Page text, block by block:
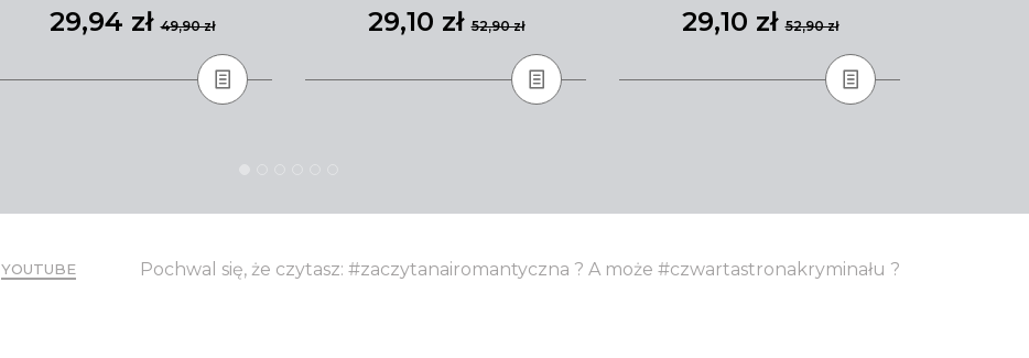
29,94 zł49,90 zł 29,10 zł52,90 zł 29,10 zł52,90 zł
YOUTUBE
Pochwal się, że czytasz: #zaczytanairomantyczna ? A może #czwartastronakryminału ?